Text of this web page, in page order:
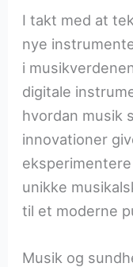
I takt med at
nye
i
digitale
hvordan musik
innovationer
unikke
til et moderne
Musik og